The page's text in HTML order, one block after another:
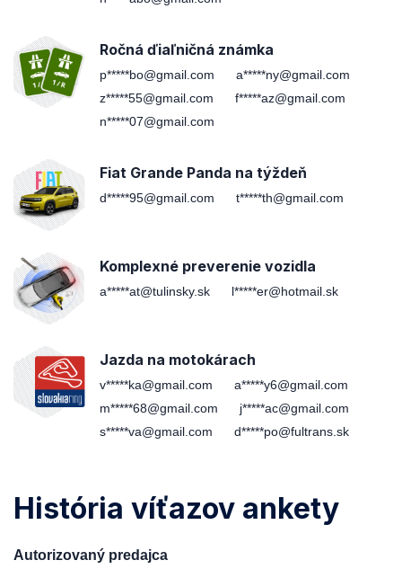
Ročná ďiaľničná známka
p*****bo@gmail.com
a*****ny@gmail.com
z*****55@gmail.com
f*****az@gmail.com
n*****07@gmail.com
Fiat Grande Panda na týždeň
d*****95@gmail.com t*****th@gmail.com
Komplexné preverenie vozidla
a*****at@tulinsky.sk l*****er@hotmail.sk
Jazda na motokárach
v*****ka@gmail.com
a*****y6@gmail.com
m*****68@gmail.com
j*****ac@gmail.com
s*****va@gmail.com
d*****po@fultrans.sk
História víťazov ankety
Autorizovaný predajca